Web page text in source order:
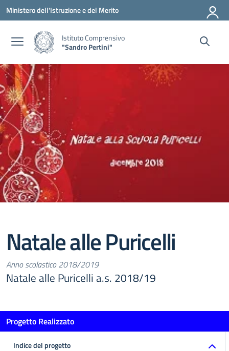
Vai ai contenuti
Vai al menu di navigazione
Vai al footer
Ministero dell'Istruzione e del Merito
Istituto Comprensivo
"Sandro Pertini"
Natale alle Puricelli
Anno scolastico 2018/2019
Natale alle Puricelli a.s. 2018/19
Progetto Realizzato
Indice del progetto